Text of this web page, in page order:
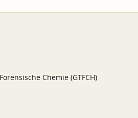
Chemie (GTFCH)